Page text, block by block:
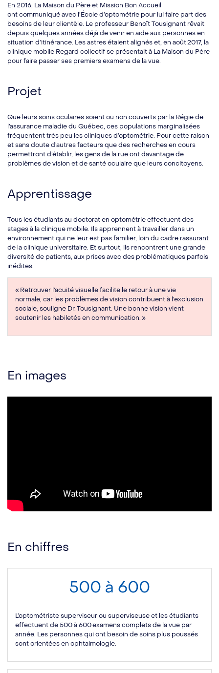
En 2016, La Maison du Père et Mission Bon Accueil
ont communiqué avec l’École d’optométrie pour lui faire part des
besoins de leur clientèle. Le professeur Benoît Tousignant rêvait
depuis quelques années déjà de venir en aide aux personnes en
situation d’itinérance. Les astres étaient alignés et, en août 2017, la
clinique mobile Regard collectif se présentait à La Maison du Père
pour faire passer ses premiers examens de la vue.
Projet
Que leurs soins oculaires soient ou non couverts par la Régie de
l’assurance maladie du Québec, ces populations marginalisées
fréquentent très peu les cliniques d’optométrie. Pour cette raison
et sans doute d’autres facteurs que des recherches en cours
permettront d’établir, les gens de la rue ont davantage de
problèmes de vision et de santé oculaire que leurs concitoyens.
Apprentissage
Tous les étudiants au doctorat en optométrie effectuent des
stages à la clinique mobile. Ils apprennent à travailler dans un
environnement qui ne leur est pas familier, loin du cadre rassurant
de la clinique universitaire. Et surtout, ils rencontrent une grande
diversité de patients, aux prises avec des problématiques parfois
inédites.
« Retrouver l’acuité visuelle facilite le retour à une vie
normale, car les problèmes de vision contribuent à l’exclusion
sociale, souligne Dr. Tousignant. Une bonne vision vient
soutenir les habiletés en communication. »
En images
En chiffres
500 à 600
L’optométriste superviseur ou superviseuse et les étudiants
effectuent de 500 à 600 examens complets de la vue par
année. Les personnes qui ont besoin de soins plus poussés
sont orientées en ophtalmologie.